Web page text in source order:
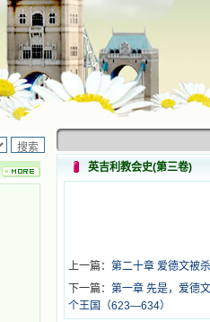
英吉利教会史(第三卷)
上一篇： 第二十章 爱德文被
下一篇： 第一章 先是，爱德
个王国（623—634）